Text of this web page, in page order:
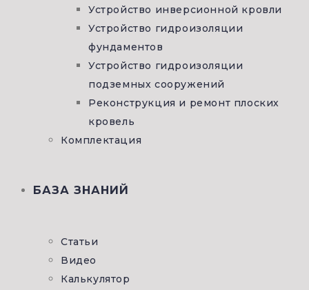
Устройство инверсионной кровли
Устройство гидроизоляции
фундаментов
Устройство гидроизоляции
подземных сооружений
Реконструкция и ремонт плоских
кровель
Комплектация
БАЗА ЗНАНИЙ
Статьи
Видео
Калькулятор